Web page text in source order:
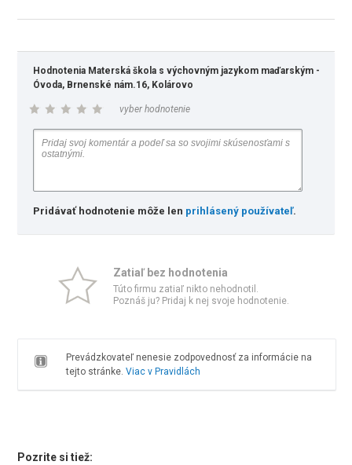
Hodnotenia Materská škola s výchovným jazykom maďarským -
Óvoda, Brnenské nám.16, Kolárovo
vyber hodnotenie
Pridávať hodnotenie môže len prihlásený používateľ.
Zatiaľ bez hodnotenia
Túto firmu zatiaľ nikto nehodnotil.
Poznáš ju? Pridaj k nej svoje hodnotenie.
Prevádzkovateľ nenesie zodpovednosť za informácie na
tejto stránke. Viac v Pravidlách
Pozrite si tiež: